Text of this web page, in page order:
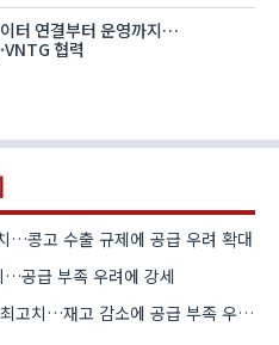
터 연결부터 운영까지…
협력
…콩고 수출 규제에 공급 우려 확대
공급 부족 우려에 강세
[비철금속 시황] 구리 2개월 만에 최고치…재고 감소에 공급 부족 우려 확대